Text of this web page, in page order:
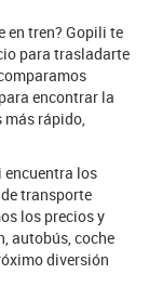
en tren? Gopili te
para trasladarte
encontrar la
rápido,
encuentra los
transporte
los precios y
autobús, coche
diversión